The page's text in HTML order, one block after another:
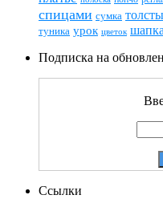
спицами сумка
туника урок цветок шапка
Подписка на
Ссылки